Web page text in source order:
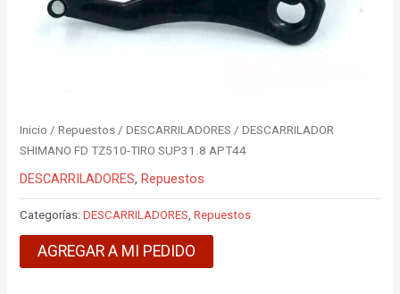
Inicio /Repuestos /DESCARRILADORES / DESCARRILADOR
SHIMANO FD TZ510-TIRO SUP31.8 APT44
DESCARRILADORES, Repuestos
Categorías:DESCARRILADORES,Repuestos
AGREGAR A MI PEDIDO